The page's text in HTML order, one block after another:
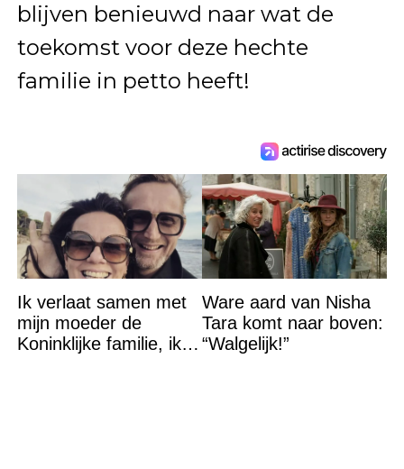
blijven benieuwd naar wat de
toekomst voor deze hechte
familie in petto heeft!
Ik verlaat samen met
mijn moeder de
Koninklijke familie, ik
Ware aard van Nisha
Tara komt naar boven:
“Walgelijk!”